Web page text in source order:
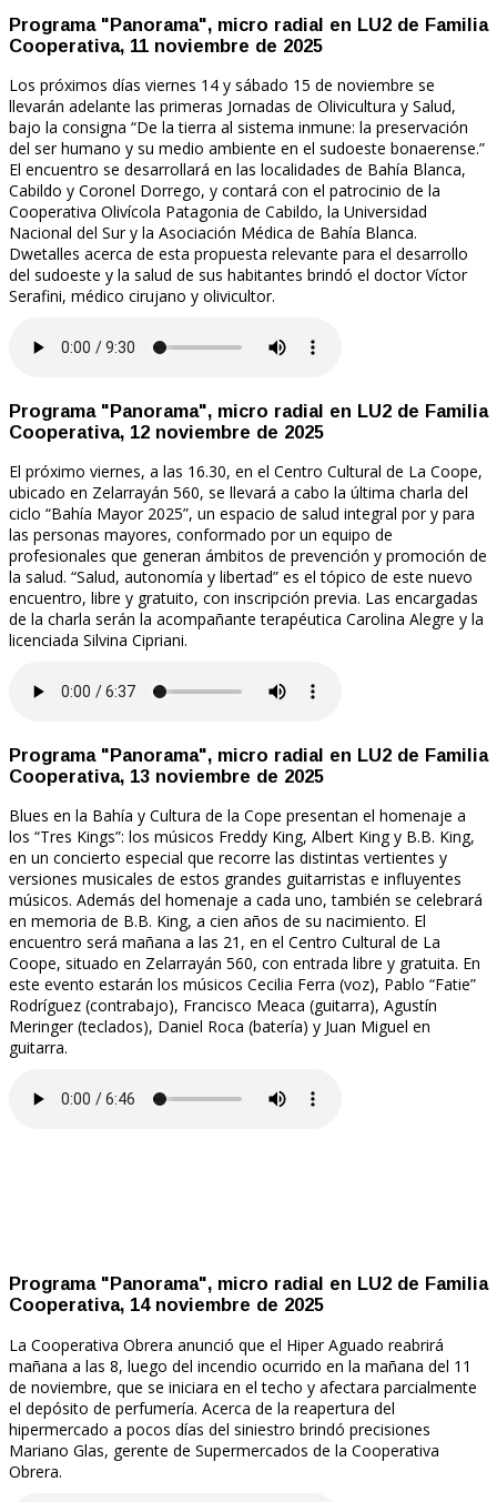
Programa "Panorama", micro radial en LU2 de Familia
Cooperativa, 11 noviembre de 2025
Los próximos días viernes 14 y sábado 15 de noviembre se
llevarán adelante las primeras Jornadas de Olivicultura y Salud,
bajo la consigna “De la tierra al sistema inmune: la preservación
del ser humano y su medio ambiente en el sudoeste bonaerense.”
El encuentro se desarrollará en las localidades de Bahía Blanca,
Cabildo y Coronel Dorrego, y contará con el patrocinio de la
Cooperativa Olivícola Patagonia de Cabildo, la Universidad
Nacional del Sur y la Asociación Médica de Bahía Blanca.
Dwetalles acerca de esta propuesta relevante para el desarrollo
del sudoeste y la salud de sus habitantes brindó el doctor Víctor
Serafini, médico cirujano y olivicultor.
Programa "Panorama", micro radial en LU2 de Familia
Cooperativa, 12 noviembre de 2025
El próximo viernes, a las 16.30, en el Centro Cultural de La Coope,
ubicado en Zelarrayán 560, se llevará a cabo la última charla del
ciclo “Bahía Mayor 2025”, un espacio de salud integral por y para
las personas mayores, conformado por un equipo de
profesionales que generan ámbitos de prevención y promoción de
la salud. “Salud, autonomía y libertad” es el tópico de este nuevo
encuentro, libre y gratuito, con inscripción previa. Las encargadas
de la charla serán la acompañante terapéutica Carolina Alegre y la
licenciada Silvina Cipriani.
Programa "Panorama", micro radial en LU2 de Familia
Cooperativa, 13 noviembre de 2025
Blues en la Bahía y Cultura de la Cope presentan el homenaje a
los “Tres Kings”: los músicos Freddy King, Albert King y B.B. King,
en un concierto especial que recorre las distintas vertientes y
versiones musicales de estos grandes guitarristas e influyentes
músicos. Además del homenaje a cada uno, también se celebrará
en memoria de B.B. King, a cien años de su nacimiento. El
encuentro será mañana a las 21, en el Centro Cultural de La
Coope, situado en Zelarrayán 560, con entrada libre y gratuita. En
este evento estarán los músicos Cecilia Ferra (voz), Pablo “Fatie”
Rodríguez (contrabajo), Francisco Meaca (guitarra), Agustín
Meringer (teclados), Daniel Roca (batería) y Juan Miguel en
guitarra.
Programa "Panorama", micro radial en LU2 de Familia
Cooperativa, 14 noviembre de 2025
La Cooperativa Obrera anunció que el Hiper Aguado reabrirá
mañana a las 8, luego del incendio ocurrido en la mañana del 11
de noviembre, que se iniciara en el techo y afectara parcialmente
el depósito de perfumería. Acerca de la reapertura del
hipermercado a pocos días del siniestro brindó precisiones
Mariano Glas, gerente de Supermercados de la Cooperativa
Obrera.